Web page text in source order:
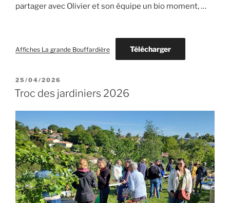
partager avec Olivier et son équipe un bio moment, …
Affiches La grande Bouffardière Télécharger
PUBLIÉ
LE
25/04/2026
Troc des jardiniers 2026